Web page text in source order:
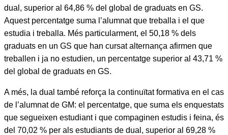
dual, superior al 64,86 % del global de graduats en GS.
Aquest percentatge suma l’alumnat que treballa i el que
estudia i treballa. Més particularment, el 50,18 % dels
graduats en un GS que han cursat alternança afirmen que
treballen i ja no estudien, un percentatge superior al 43,71 %
del global de graduats en GS.
A més, la dual també reforça la continuïtat formativa en el cas
de l’alumnat de GM: el percentatge, que suma els enquestats
que segueixen estudiant i que compaginen estudis i feina, és
del 70,02 % per als estudiants de dual, superior al 69,28 %